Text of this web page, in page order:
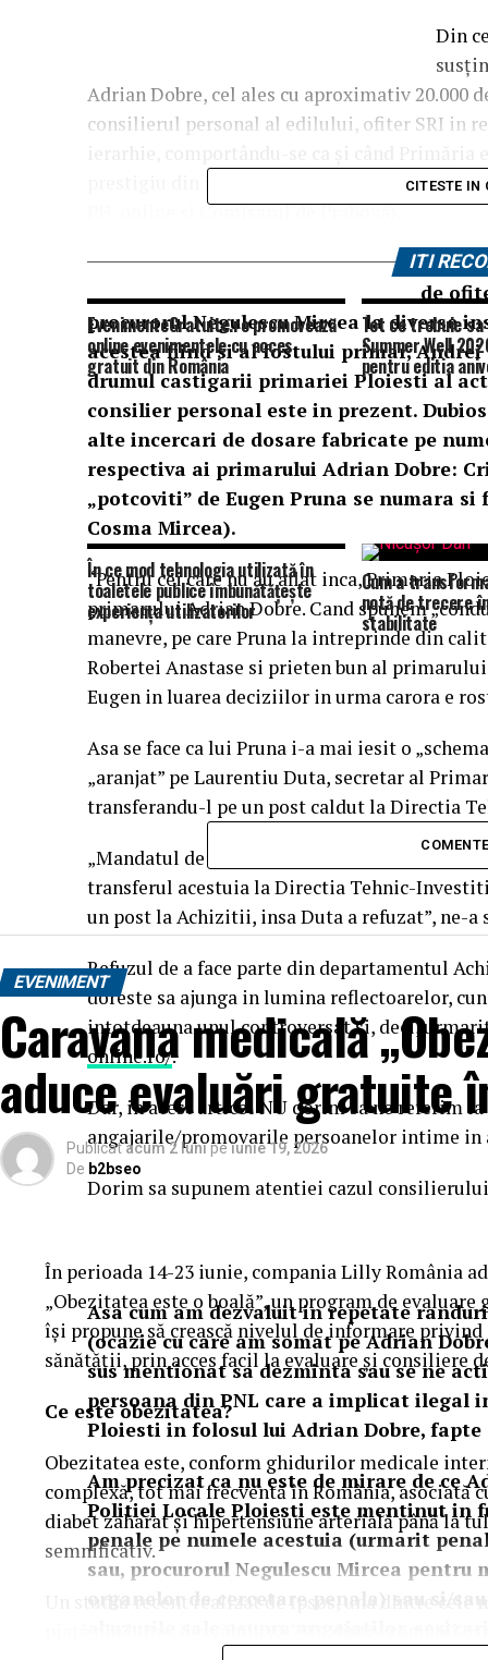
Din
Adrian Dobre, cel ales cu aproximativ 20.000
consilierul personal al edilului, ofiter SRI in
prestigiu din judetul Prahova (Incomod,
PH-online si Comisarul de Prahova).
de
procurorul Negulescu Mircea la diverse
acestea fiind si al fostului primar, Andrei
drumul castigarii primariei Ploiesti al
consilier personal este in prezent.
alte incercari de dosare fabricate pe
respectiva ai primarului Adrian Dobre:
„potcoviti” de Eugen Pruna se numara
Cosma Mircea).
“Pentru cei care nu au aflat inca, Primaria
primarului Adrian Dobre. Cand spunem
manevre, pe care Pruna la intreprinde din
Robertei Anastase si prieten bun al
Eugen in luarea deciziilor in urma carora e
Asa se face ca lui Pruna i-a mai iesit o
„aranjat” pe Laurentiu Duta, secretar al
transferandu-l pe un post caldut la Directia
„Mandatul de secretar al lui Laurentiu Duta
transferul acestuia la Directia Tehnic-
un post la Achizitii, insa Duta a refuzat”, ne-a
Refuzul de a face parte din departamentul
doreste sa ajunga in lumina reflectoarelor,
intotdeauna unul controversat si, deci,
online.ro/.
Dar, in acest articol NU dorim sa ne referim
angajarile/promovarile persoanelor intime
Dorim sa supunem atentiei cazul
Asa cum am dezvaluit in repetate
(ocazie cu care am somat pe Adrian
sus mentionat sa dezminta sau se ne
persoana din PNL care a implicat ilegal
Ploiesti in folosul lui Adrian Dobre,
Am precizat ca nu este de mirare de ce
Politiei Locale Ploiesti este mentinut in
penale pe numele acestuia (urmarit
sau, procurorul Negulescu Mircea
CITESTE IN
ITI
EvenimenteGratuite.ro promovează
online evenimentele cu acces
gratuit din România
Tot ce trebuie
Summer Well
pentru editia
În ce mod tehnologia utilizată în
toaletele publice îmbunătățește
experiența utilizatorilor
Cum a
notă de trecere
stabilitate
EVENIMENT
Caravana medicală
aduce evaluări gratuite
Publicatacum 2 luni peiunie 19, 2026
De b2bseo
În perioada 14-23 iunie, compania Lilly România
„Obezitatea este o boală”, un program de
își propune să crească nivelul de informare
sănătății, prin acces facil la evaluare și consiliere
Ce este obezitatea?
Obezitatea este, conform ghidurilor medicale
complexă, tot mai frecventă în România, asociată
diabet zaharat și hipertensiune arterială până la
semnificativ.